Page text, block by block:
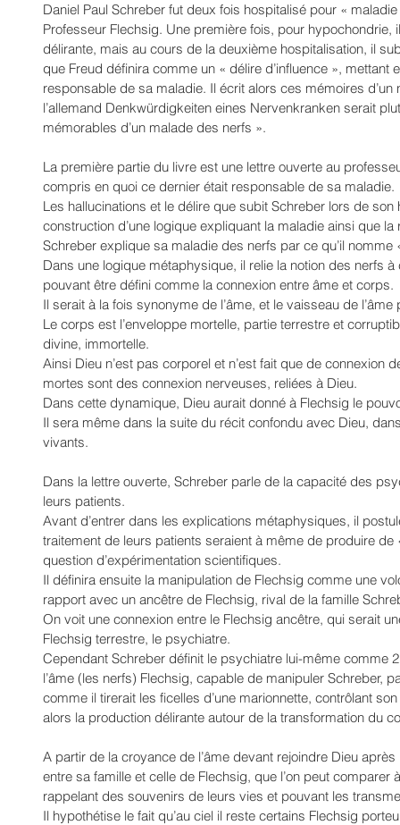
Daniel Paul Schreber fut deux fois hospitalisé pour «
Professeur Flechsig. Une première fois, pour hypochondrie,
délirante, mais au cours de la deuxième hospitalisation, il
que Freud définira comme un « délire d’influence »,
responsable de sa maladie. Il écrit alors ces mémoires
l’allemand Denkwürdigkeiten eines Nervenkranken serait
mémorables d’un malade des nerfs ».
La première partie du livre est une lettre ouverte au
compris en quoi ce dernier était responsable de sa maladie.
Les hallucinations et le délire que subit Schreber lors de
construction d’une logique expliquant la maladie ainsi que
Schreber explique sa maladie des nerfs par ce qu’il nomme
Dans une logique métaphysique, il relie la notion des nerfs
pouvant être défini comme la connexion entre âme et corps.
Il serait à la fois synonyme de l’âme, et le vaisseau de
Le corps est l’enveloppe mortelle, partie terrestre et
divine, immortelle.
Ainsi Dieu n’est pas corporel et n’est fait que de connexion
mortes sont des connexion nerveuses, reliées à Dieu.
Dans cette dynamique, Dieu aurait donné à Flechsig le
Il sera même dans la suite du récit confondu avec Dieu,
vivants.
Dans la lettre ouverte, Schreber parle de la capacité des
leurs patients.
Avant d’entrer dans les explications métaphysiques, il
traitement de leurs patients seraient à même de produire de
question d’expérimentation scientifiques.
Il définira ensuite la manipulation de Flechsig comme une
rapport avec un ancêtre de Flechsig, rival de la famille
On voit une connexion entre le Flechsig ancêtre, qui serait
Flechsig terrestre, le psychiatre.
Cependant Schreber définit le psychiatre lui-même comme
l’âme (les nerfs) Flechsig, capable de manipuler Schreber,
comme il tirerait les ficelles d’une marionnette, contrôlant
alors la production délirante autour de la transformation du
A partir de la croyance de l’âme devant rejoindre Dieu
entre sa famille et celle de Flechsig, que l’on peut comparer
rappelant des souvenirs de leurs vies et pouvant les
Il hypothétise le fait qu’au ciel il reste certains Flechsig